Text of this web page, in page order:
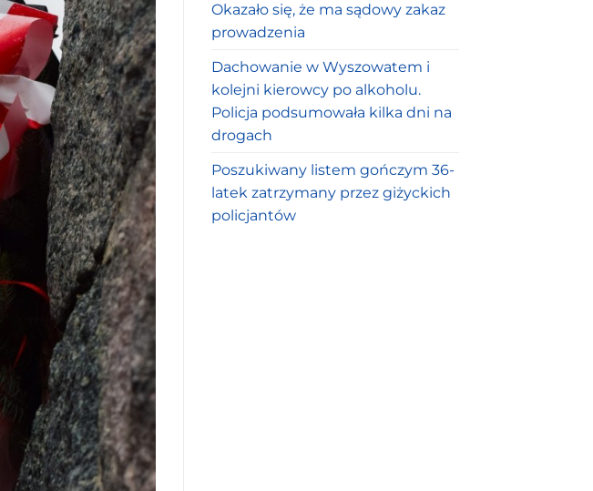
Okazało się, że ma sądowy zakaz
prowadzenia
Dachowanie w Wyszowatem i
kolejni kierowcy po alkoholu.
Policja podsumowała kilka dni na
drogach
Poszukiwany listem gończym 36-
latek zatrzymany przez giżyckich
policjantów